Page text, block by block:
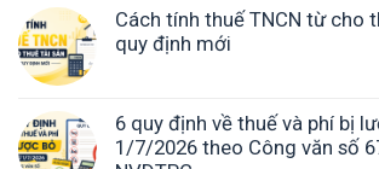
Cách tính thuế TNCN từ cho
quy định mới
6 quy định về thuế và phí bị
1/7/2026 theo Công văn số